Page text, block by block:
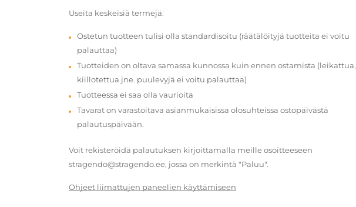
Useita keskeisiä termejä:
Ostetun tuotteen tulisi olla standardisoitu (räätälöityjä tuotteita ei voitu
palauttaa)
Tuotteiden on oltava samassa kunnossa kuin ennen ostamista (leikattua,
kiillotettua jne. puulevyjä ei voitu palauttaa)
Tuotteessa ei saa olla vaurioita
Tavarat on varastoitava asianmukaisissa olosuhteissa ostopäivästä
palautuspäivään.
Voit rekisteröidä palautuksen kirjoittamalla meille osoitteeseen
stragendo@stragendo.ee, jossa on merkintä "Paluu".
Ohjeet liimattujen paneelien käyttämiseen